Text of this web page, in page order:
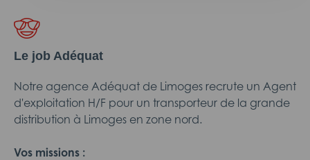
Le job Adéquat
Notre agence Adéquat de Limoges recrute un Agent
d'exploitation H/F pour un transporteur de la grande
distribution à Limoges en zone nord.
Vos missions :